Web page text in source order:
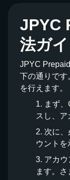
JPYC
法ガ
JPYC
下の通りです
を行えます。
まず
スし、ア
次に
ウントを
アカ
ます。